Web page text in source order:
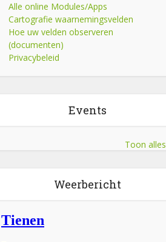
Alle online Modules/Apps
Cartografie waarnemingsvelden
Hoe uw velden observeren
(documenten)
Privacybeleid
Events
Toon alles
Weerbericht